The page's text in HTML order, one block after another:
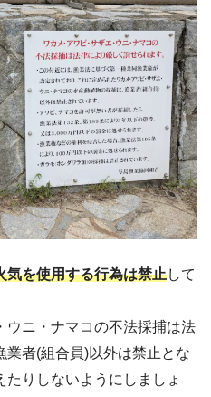
気を使用する行為は禁止して
ニ・ナマコの不法採捕は法
者(組合員)以外は禁止とな
りしないようにしましょ